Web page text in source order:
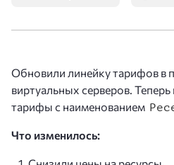
Обновили линейку тарифов в
виртуальных серверов.
тарифы с наименованием
Что изменилось: